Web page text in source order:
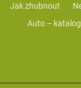
Jak zhubnout
Auto – katalog